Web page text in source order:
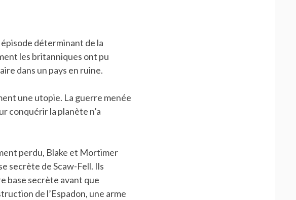
déterminant de la
les britanniques ont pu
dans un pays en ruine.
une utopie. La guerre menée
conquérir la planète n’a
perdu, Blake et Mortimer
secrète de Scaw-Fell. Ils
base secrète avant que
de l’Espadon, une arme